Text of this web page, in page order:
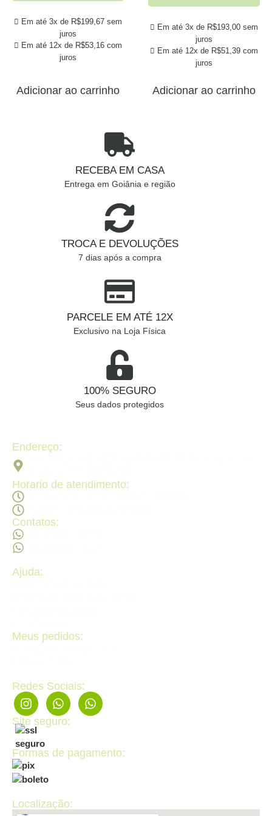
Em até 3x de R$199,67 sem
juros
Em até 12x de R$53,16 com
juros
Adicionar ao carrinho
Em até 3x de R$193,00 sem
juros
Em até 12x de R$51,39 com
juros
Adicionar ao carrinho
RECEBA EM CASA
Entrega em Goiânia e região
TROCA E DEVOLUÇÕES
7 dias após a compra
PARCELE EM ATÉ 12X
Exclusivo na Loja Física
100% SEGURO
Seus dados protegidos
Endereço:
Horario de atendimento:
Contatos:
Ajuda:
Meus pedidos:
Redes Sociais:
Site seguro:
Formas de pagamento:
Localização: